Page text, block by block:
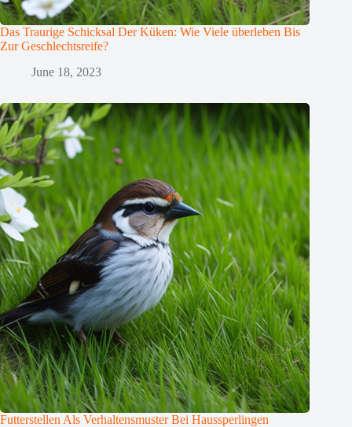
Das Traurige Schicksal Der Küken: Wie Viele überleben Bis
Zur Geschlechtsreife?
June 18, 2023
Futterstellen Als Verhaltensmuster Bei Haussperlingen